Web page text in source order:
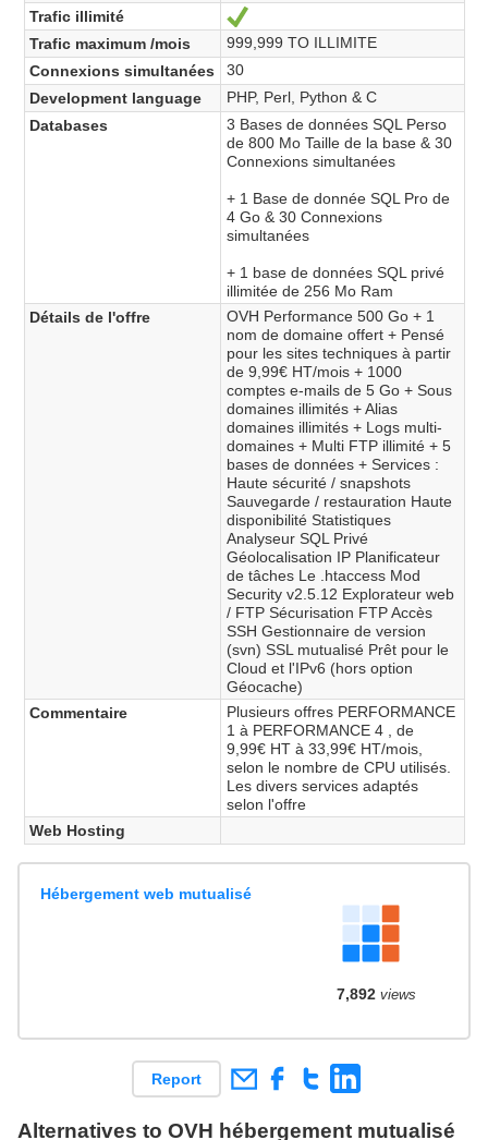
Trafic illimité
Ja
Trafic maximum /mois
999,999 TO ILLIMITE
Connexions simultanées
30
Development language
PHP, Perl, Python & C
Databases
3 Bases de données SQL Perso
de 800 Mo Taille de la base & 30
Connexions simultanées
+ 1 Base de donnée SQL Pro de
4 Go & 30 Connexions
simultanées
+ 1 base de données SQL privé
illimitée de 256 Mo Ram
Détails de l'offre
OVH Performance 500 Go + 1
nom de domaine offert + Pensé
pour les sites techniques à partir
de 9,99€ HT/mois + 1000
comptes e-mails de 5 Go + Sous
domaines illimités + Alias
domaines illimités + Logs multi-
domaines + Multi FTP illimité + 5
bases de données + Services :
Haute sécurité / snapshots
Sauvegarde / restauration Haute
disponibilité Statistiques
Analyseur SQL Privé
Géolocalisation IP Planificateur
de tâches Le .htaccess Mod
Security v2.5.12 Explorateur web
/ FTP Sécurisation FTP Accès
SSH Gestionnaire de version
(svn) SSL mutualisé Prêt pour le
Cloud et l'IPv6 (hors option
Géocache)
Commentaire
Plusieurs offres PERFORMANCE
1 à PERFORMANCE 4 , de
9,99€ HT à 33,99€ HT/mois,
selon le nombre de CPU utilisés.
Les divers services adaptés
selon l'offre
Web Hosting
Hébergement web mutualisé
7,892views
Report
Alternatives to OVH hébergement mutualisé